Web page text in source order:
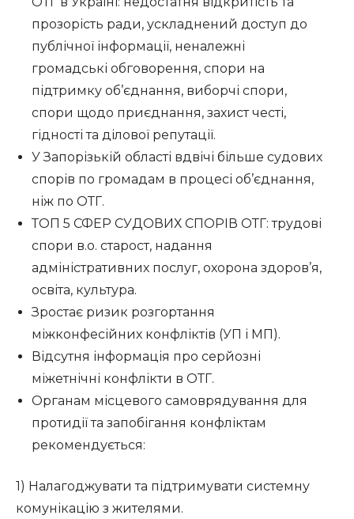
прозорість ради, ускладнений доступ до
публічної інформації, неналежні
громадські обговорення, спори на
підтримку об’єднання, виборчі спори,
спори щодо приєднання, захист честі,
гідності та ділової репутації.
У Запорізькій області вдвічі більше судових
спорів по громадам в процесі об’єднання,
ніж по ОТГ.
ТОП 5 СФЕР СУДОВИХ СПОРІВ ОТГ: трудові
спори в.о. старост, надання
адміністративних послуг, охорона здоров’я,
освіта, культура.
Зростає ризик розгортання
міжконфесійних конфліктів (УП і МП).
Відсутня інформація про серйозні
міжетнічні конфлікти в ОТГ.
Органам місцевого самоврядування для
протидії та запобігання конфліктам
рекомендується:
1) Налагоджувати та підтримувати системну
комунікацію з жителями.